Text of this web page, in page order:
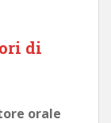
di
orale